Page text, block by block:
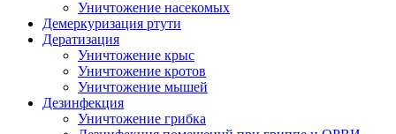
Уничтожение насекомых
Демеркуризация ртути
Дератизация
Уничтожение крыс
Уничтожение кротов
Уничтожение мышей
Дезинфекция
Уничтожение грибка